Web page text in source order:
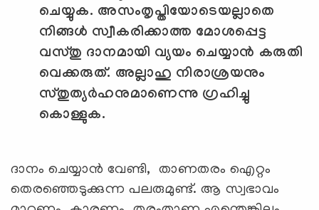
ചെയ്യുക. അസംതൃപ്തിയോടെയല്ലാതെ
നിങ്ങള്‍ സ്വീകരിക്കാത്ത മോശപ്പെട്ട
വസ്തു ദാനമായി വ്യയം ചെയ്യാന്‍ കരുതി
വെക്കരുത്. അല്ലാഹു നിരാശ്രയനും
സ്തുത്യര്‍ഹനുമാണെന്നു ഗ്രഹിച്ചു
കൊള്ളുക.
ദാനം ചെയ്യാന്‍ വേണ്ടി, താണതരം ഐറ്റം
തെരഞ്ഞെടുക്കുന്ന പലരുമുണ്ട്. ആ സ്വഭാവം